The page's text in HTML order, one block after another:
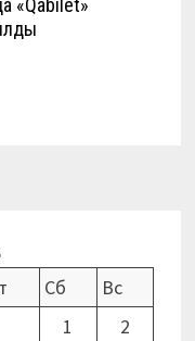
«Qabilet»
Сб
Вс
1
2